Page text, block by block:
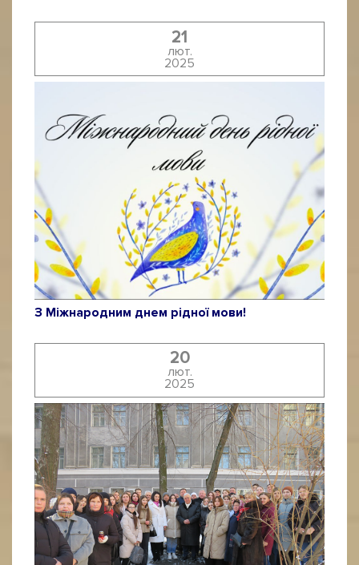
21
лют.
2025
З Міжнародним днем рідної мови!
20
лют.
2025